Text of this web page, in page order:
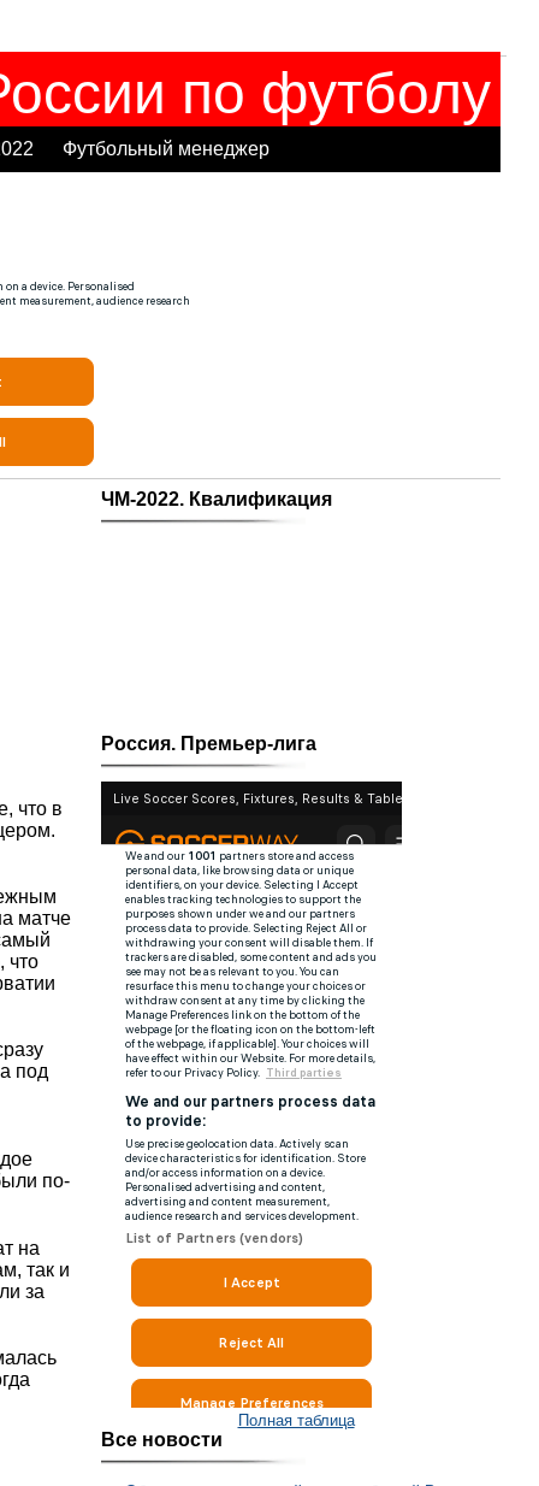
по футболу
Футбольный менеджер
что в
матче
что
под
по-
на
так и
за
ЧМ-2022. Квалификация
Россия. Премьер-лига
Полная таблица
Все новости